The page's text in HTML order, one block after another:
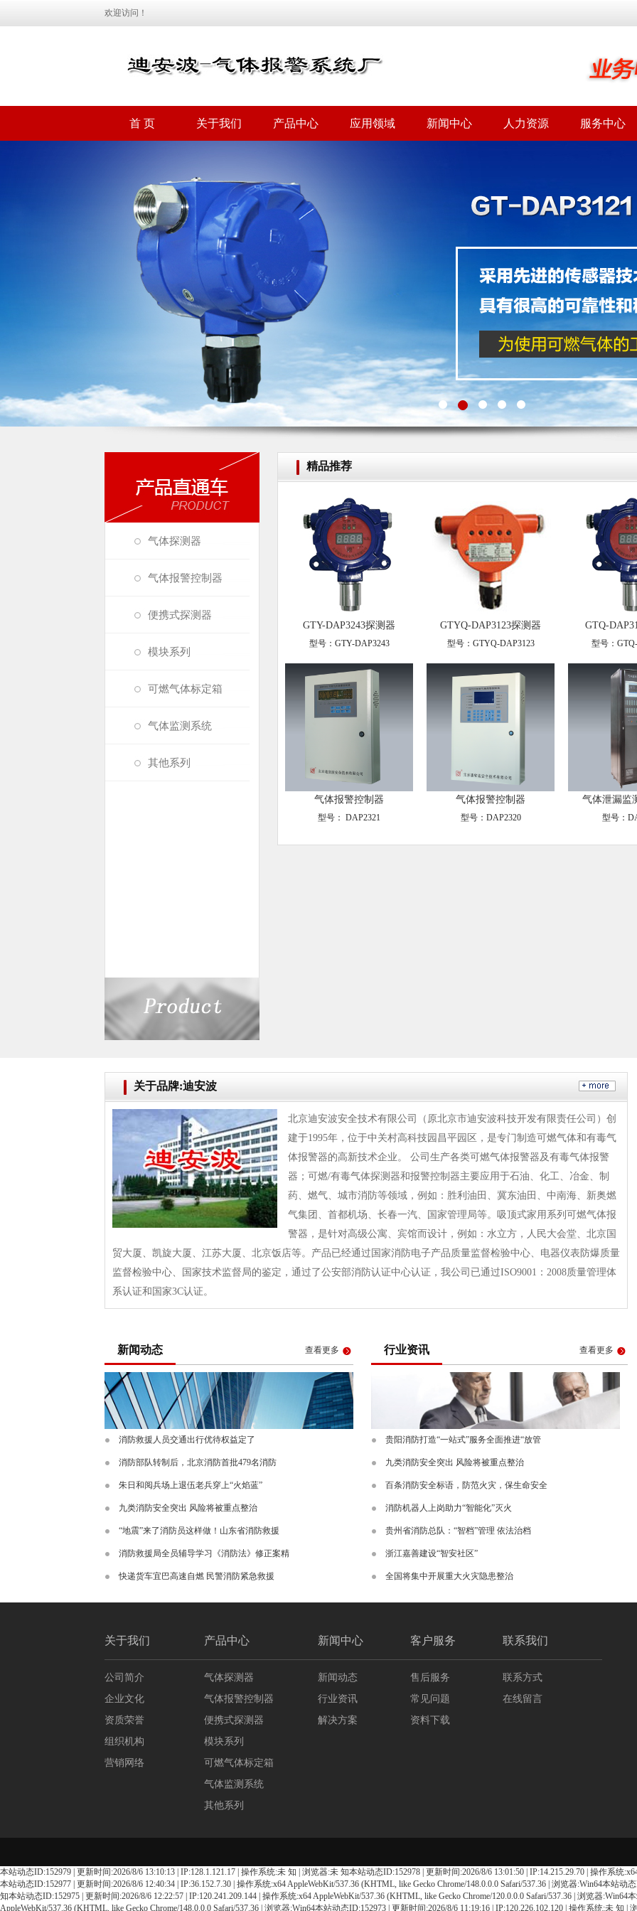
欢迎访问！
首 页 关于我们 产品中心 应用领域 新闻中心 人力资源 服务中心
气体探测器
气体报警控制器
便携式探测器
模块系列
可燃气体标定箱
气体监测系统
其他系列
精品推荐
GTY-DAP3243探测器
型号：GTY-DAP3243
GTYQ-DAP3123探测器
型号：GTYQ-DAP3123
GTQ-
型号：
气体报警控制器
型号： DAP2321
气体报警控制器
型号：DAP2320
气体泄漏监
型号：
关于品牌:迪安波
北京迪安波安全技术有限公司（原北京市迪安波科技开发有限责任公司）创
建于1995年，位于中关村高科技园昌平园区，是专门制造可燃气体和有毒气
体报警器的高新技术企业。 公司生产各类可燃气体报警器及有毒气体报警
器；可燃/有毒气体探测器和报警控制器主要应用于石油、化工、冶金、制
药、燃气、城市消防等领域，例如：胜利油田、冀东油田、中南海、新奥燃
气集团、首都机场、长春一汽、国家管理局等。吸顶式家用系列可燃气体报
警器，是针对高级公寓、宾馆而设计，例如：水立方，人民大会堂、北京国
贸大厦、凯旋大厦、江苏大厦、北京饭店等。产品已经通过国家消防电子产品质量监督检验中心、电器仪表防爆质量
监督检验中心、国家技术监督局的鉴定，通过了公安部消防认证中心认证，我公司已通过ISO9001：2008质量管理体
系认证和国家3C认证。
新闻动态 查看更多
消防救援人员交通出行优待权益定了
消防部队转制后，北京消防首批479名消防
朱日和阅兵场上退伍老兵穿上“火焰蓝”
九类消防安全突出 风险将被重点整治
“地震”来了消防员这样做！山东省消防救援
消防救援局全员辅导学习《消防法》修正案精
快递货车宜巴高速自燃 民警消防紧急救援
行业资讯 查看更多
贵阳消防打造“一站式”服务全面推进“放管
九类消防安全突出 风险将被重点整治
百条消防安全标语，防范火灾，保生命安全
消防机器人上岗助力“智能化”灭火
贵州省消防总队：“智档”管理 依法治档
浙江嘉善建设“智安社区”
全国将集中开展重大火灾隐患整治
关于我们 产品中心 新闻中心 客户服务 联系我们
公司简介
企业文化
资质荣誉
组织机构
营销网络
气体探测器
气体报警控制器
便携式探测器
模块系列
可燃气体标定箱
气体监测系统
其他系列
新闻动态
行业资讯
解决方案
售后服务
常见问题
资料下载
联系方式
在线留言
本站动态ID:152979 | 更新时间:2026/8/6 13:10:13 | IP:128.1.121.17 | 操作系统:未 知 | 浏览器:未 知本站动态ID:152978 | 更新时间:2026/8/6 13:01:50 | IP:14.215.29.70 | 操作系统
本站动态ID:152977 | 更新时间:2026/8/6 12:40:34 | IP:36.152.7.30 | 操作系统:x64 AppleWebKit/537.36 (KHTML, like Gecko Chrome/148.0.0.0 Safari/537.36 | 浏览器:Win64本站
知本站动态ID:152975 | 更新时间:2026/8/6 12:22:57 | IP:120.241.209.144 | 操作系统:x64 AppleWebKit/537.36 (KHTML, like Gecko Chrome/120.0.0.0 Safari/537.36 | 浏览器
AppleWebKit/537.36 (KHTML, like Gecko Chrome/148.0.0.0 Safari/537.36 | 浏览器:Win64本站动态ID:152973 | 更新时间:2026/8/6 11:19:16 | IP:120.226.102.120 | 操作系统:未 知